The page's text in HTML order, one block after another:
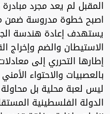
المقبل لم يعد مجرد
اصبح خطوة مدروسة ضمن
يستهدف إعادة هندسة
الاستيطان والضم وإخراج
إطارها التحرري إلى
بالعصبيات والاحتواء
ليس لعبة محلية بل
الدولة الفلسطينية